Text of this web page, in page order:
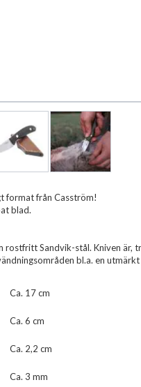
format från Casström!
blad.
rostfritt Sandvik-stål. Kniven är,
bl.a. en utmärkt
Ca. 17 cm
Ca. 6 cm
Ca. 2,2 cm
Ca. 3 mm